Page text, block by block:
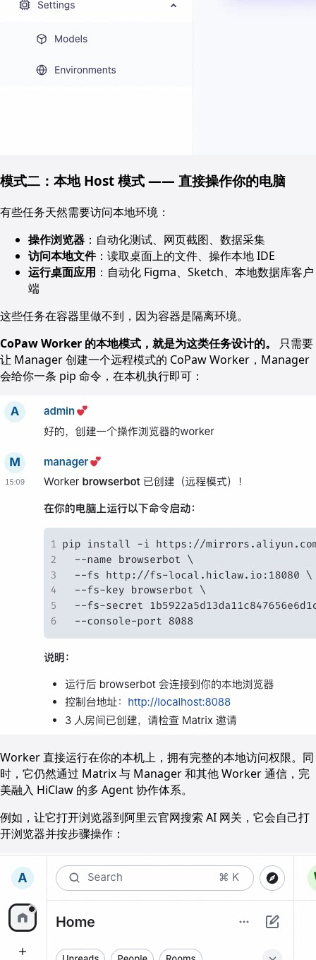
模式二：本地 Host 模式 —— 直接操作你的电脑
有些任务天然需要访问本地环境：
操作浏览器 ：自动化测试、网页截图、数据采集
访问本地文件：读取桌面上的文件、操作本地 IDE
运行桌面应用 ：自动化 Figma、Sketch、本地数据库客户
端
这些任务在容器里做不到，因为容器是隔离环境。
CoPaw Worker 的本地模式，就是为这类任务设计的。
只需要
让 Manager 创建一个远程模式的 CoPaw Worker，Manager
会给你一条 pip 命令，在本机执行即可：
Worker 直接运行在你的本机上，拥有完整的本地访问权限。同
时，它仍然通过 Matrix 与 Manager 和其他 Worker 通信，完
美融入 HiClaw 的多 Agent 协作体系。
例如，让它打开浏览器到阿里云官网搜索 AI 网关，它会自己打
开浏览器并按步骤操作：